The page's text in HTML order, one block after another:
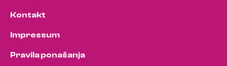
Kontakt
Impressum
Pravila ponašanja